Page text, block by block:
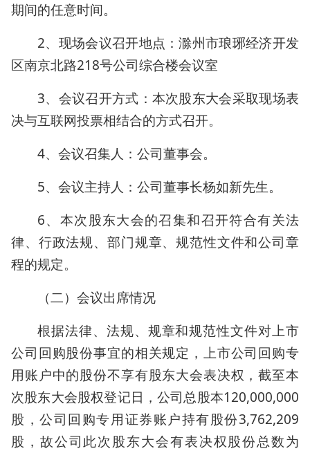
期间的任意时间。
2、现场会议召开地点：滁州市琅琊经济开发
区南京北路218号公司综合楼会议室
3、会议召开方式：本次股东大会采取现场表
决与互联网投票相结合的方式召开。
4、会议召集人：公司董事会。
5、会议主持人：公司董事长杨如新先生。
6、本次股东大会的召集和召开符合有关法
律、行政法规、部门规章、规范性文件和公司章
程的规定。
（二）会议出席情况
根据法律、法规、规章和规范性文件对上市
公司回购股份事宜的相关规定，上市公司回购专
用账户中的股份不享有股东大会表决权，截至本
次股东大会股权登记日，公司总股本120,000,000
股，公司回购专用证券账户持有股份3,762,209
股，故公司此次股东大会有表决权股份总数为